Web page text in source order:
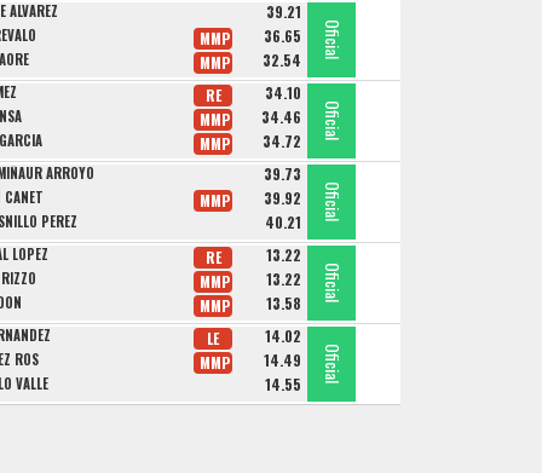
ALVAREZ 39.21
Oficial
36.65
MMP Oficial
32.54
MMP
Oficial
34.10
RE
Oficial
34.46
MMP Oficial
34.72
MMP
Oficial
ARROYO 39.73
Oficial
39.92
MMP Oficial
PEREZ 40.21
Oficial
LOPEZ 13.22
RE
Oficial
13.22
MMP Oficial
13.58
MMP
Oficial
14.02
LE
Oficial
ROS 14.49
MMP Oficial
VALLE 14.55
Oficial